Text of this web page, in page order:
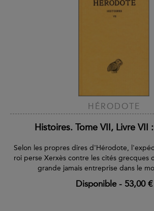
HÉRODOTE
Histoires. Tome VII, Livre VII
Selon les propres dires d'Hérodote,
roi perse Xerxès contre les cités grecques
grande jamais entreprise dans le
Disponible- 53,00 €